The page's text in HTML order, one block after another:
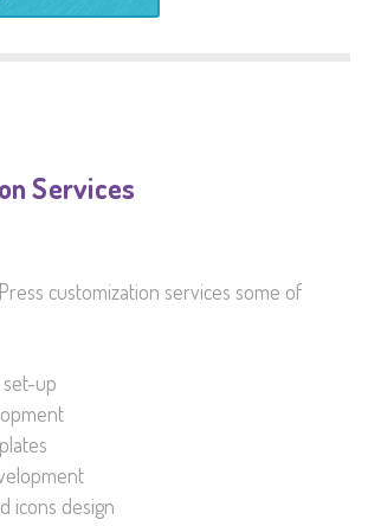
Services
customization services some of
up
icons design